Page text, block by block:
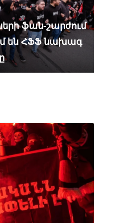
ֆան-շարժում
են ՀՖՖ նախագ